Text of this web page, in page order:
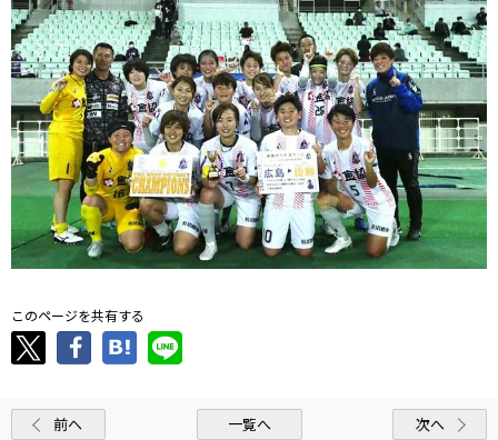
このページを共有する
前へ 一覧へ 次へ